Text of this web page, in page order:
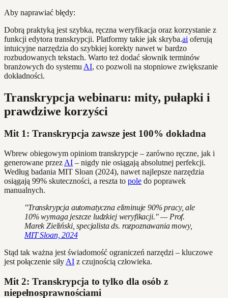
Aby naprawiać błędy:
Dobrą praktyką jest szybka, ręczna weryfikacja oraz korzystanie z
funkcji edytora transkrypcji. Platformy takie jak skryba.ai oferują
intuicyjne narzędzia do szybkiej korekty nawet w bardzo
rozbudowanych tekstach. Warto też dodać słownik terminów
branżowych do systemu AI, co pozwoli na stopniowe zwiększanie
dokładności.
Transkrypcja webinaru: mity, pułapki i
prawdziwe korzyści
Mit 1: Transkrypcja zawsze jest 100% dokładna
Wbrew obiegowym opiniom transkrypcje – zarówno ręczne, jak i
generowane przez AI – nigdy nie osiągają absolutnej perfekcji.
Według badania MIT Sloan (2024), nawet najlepsze narzędzia
osiągają 99% skuteczności, a reszta to pole do poprawek
manualnych.
"Transkrypcja automatyczna eliminuje 90% pracy, ale
10% wymaga jeszcze ludzkiej weryfikacji." — Prof.
Marek Zieliński, specjalista ds. rozpoznawania mowy,
MIT Sloan, 2024
Stąd tak ważna jest świadomość ograniczeń narzędzi – kluczowe
jest połączenie siły AI z czujnością człowieka.
Mit 2: Transkrypcja to tylko dla osób z
niepełnosprawnościami